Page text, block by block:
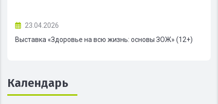
23.04.2026
Выставка «Здоровье на всю жизнь: основы ЗОЖ» (12+)
Календарь